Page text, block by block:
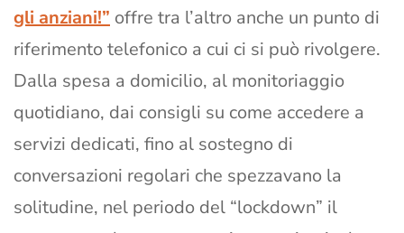
gli anziani!” offre tra l’altro anche un punto di
riferimento telefonico a cui ci si può rivolgere.
Dalla spesa a domicilio, al monitoriaggio
quotidiano, dai consigli su come accedere a
servizi dedicati, fino al sostegno di
conversazioni regolari che spezzavano la
solitudine, nel periodo del “lockdown” il